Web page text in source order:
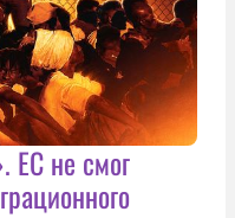
ЕС не смог